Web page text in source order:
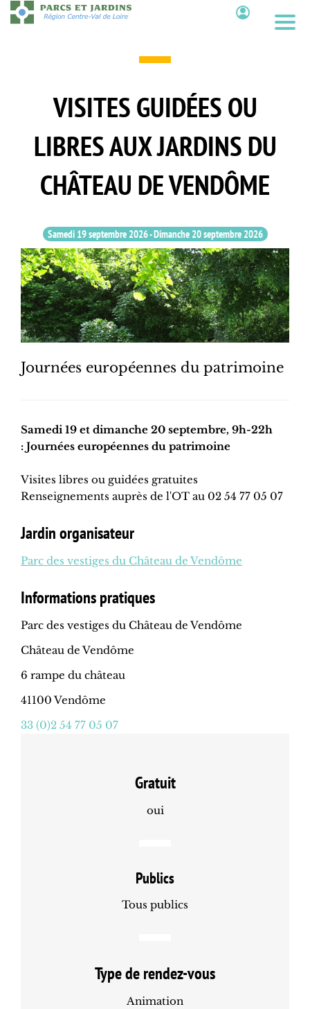
Aller
au
VISITES GUIDÉES OU
LIBRES AUX JARDINS DU
CHÂTEAU DE VENDÔME
Samedi 19 septembre 2026-Dimanche 20 septembre 2026
Journées européennes du patrimoine
Samedi 19 et dimanche 20 septembre, 9h-22h
: Journées européennes du patrimoine
Visites libres ou guidées gratuites
Renseignements auprès de l'OT au 02 54 77 05 07
Jardin organisateur
Parc des vestiges du Château de Vendôme
Informations pratiques
Parc des vestiges du Château de Vendôme
Château de Vendôme
6 rampe du château
41100 Vendôme
33 (0)2 54 77 05 07
Gratuit
oui
Publics
Tous publics
Type de rendez-vous
Animation